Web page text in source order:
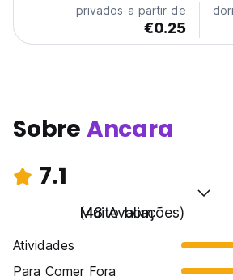
privados a partir de
€0.25
Sobre Ancara
7.1
Muito bom
(48 Avaliações)
Atividades
Para Comer Fora